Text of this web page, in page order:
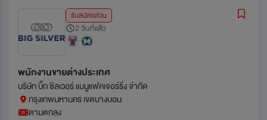
รับสมัครด่วน
2 วันที่แล้ว
พนักงานขายต่างประเทศ
บริษัท บิ๊ก ซิลเวอร์ แมนูแฟคเจอร์ริ่ง จำกัด
กรุงเทพมหานคร เขตบางบอน
ตามตกลง